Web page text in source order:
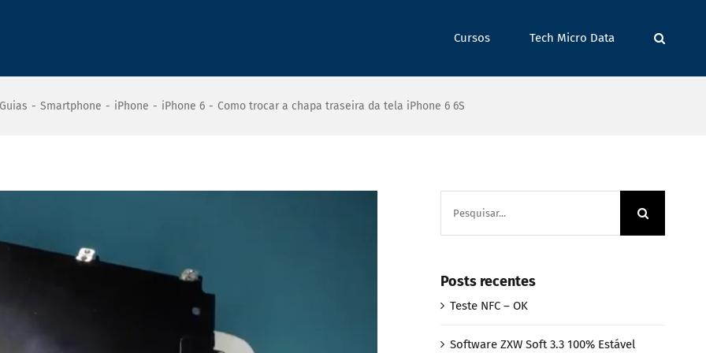
Cursos Tech Micro Data
Guias - Smartphone - iPhone - iPhone 6 - Como trocar a chapa traseira da tela iPhone 6 6S
resultados
Posts recentes
Teste NFC – OK
Software ZXW Soft 3.3 100% Estável